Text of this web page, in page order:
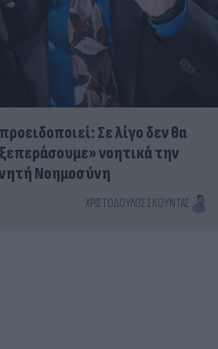
Σε λίγο δεν θα
νοητικά την
Νοημοσύνη
ΧΡΙΣΤΌΔΟΥΛΟΣ ΣΚΟΎΝΤΑΣ